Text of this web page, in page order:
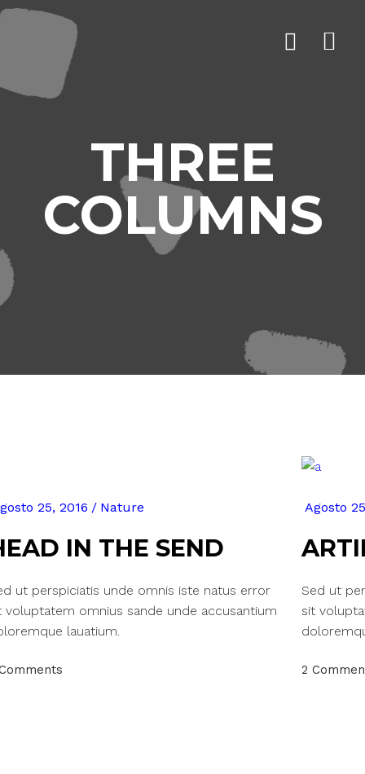
THREE
COLUMNS
25, 2016 Nature
IN THE SEND
ut perspiciatis unde omnis iste natus error
voluptatem omnius sande unde accusantium
lauatium.
Agosto
Sed ut
sit
2